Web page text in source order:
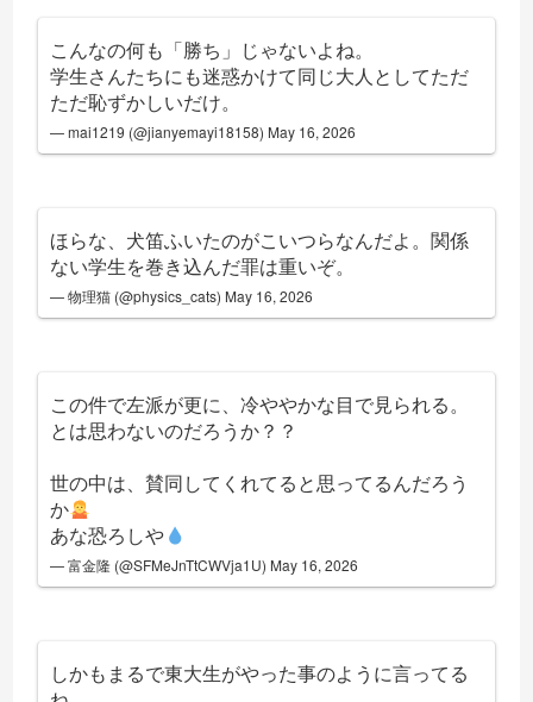
こんなの何も「勝ち」じゃないよね。
学生さんたちにも迷惑かけて同じ大人としてただ
ただ恥ずかしいだけ。
— mai1219 (@jianyemayi18158) May 16, 2026
ほらな、犬笛ふいたのがこいつらなんだよ。関係
ない学生を巻き込んだ罪は重いぞ。
— 物理猫 (@physics_cats) May 16, 2026
この件で左派が更に、冷ややかな目で見られる。
とは思わないのだろうか？？
世の中は、賛同してくれてると思ってるんだろう
か
あな恐ろしや
— 富金隆 (@SFMeJnTtCWVja1U) May 16, 2026
しかもまるで東大生がやった事のように言ってる